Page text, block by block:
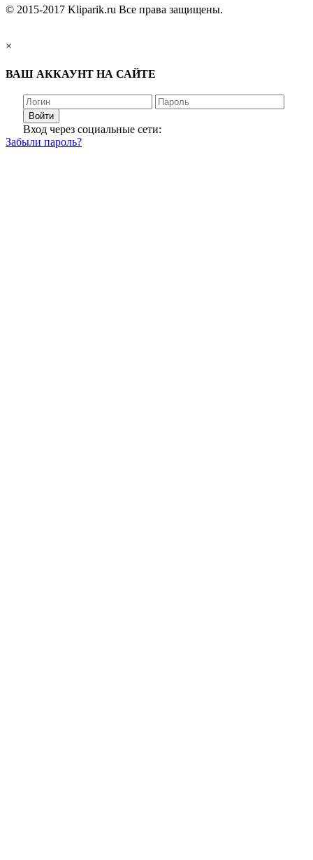
© 2015-2017 Kliparik.ru Все права защищены.
×
ВАШ АККАУНТ НА САЙТЕ
Войти
Вход через социальные сети:
Забыли пароль?